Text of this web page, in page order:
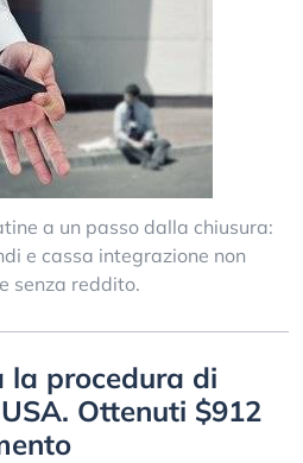
a un passo dalla chiusura:
e cassa integrazione non
senza reddito.
la procedura di
Ottenuti $912